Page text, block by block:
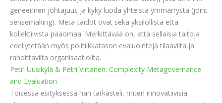
geneerinen johtajuus ja kyky luoda yhteistä ymmärrystä (joint
sensemaking). Meta-taidot ovat sekä yksilöllistä että
kollektiivista pääomaa. Merkittävää on, että sellaisia taitoja
edellytetään myös politiikkatason evaluointeja tilaavilta ja
rahoittavilta organisaatioilta.
Petri Uusikylä & Petri Virtanen: Complexity Metagovernance
and Evaluation
Toisessa esityksessä hän tarkasteli, miten innovatiivisia